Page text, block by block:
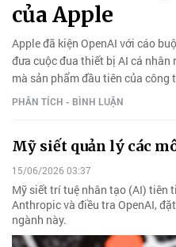
của Apple
Apple đã kiện OpenAI với cáo
đưa cuộc đua thiết bị AI cá
mà sản phẩm đầu tiên của công
PHÂN TÍCH - BÌNH LUẬN
Mỹ siết quản lý các
15/06/2026 03:37
Mỹ siết trí tuệ nhân tạo (AI) tiên
Anthropic và điều tra OpenAI,
ngành này.